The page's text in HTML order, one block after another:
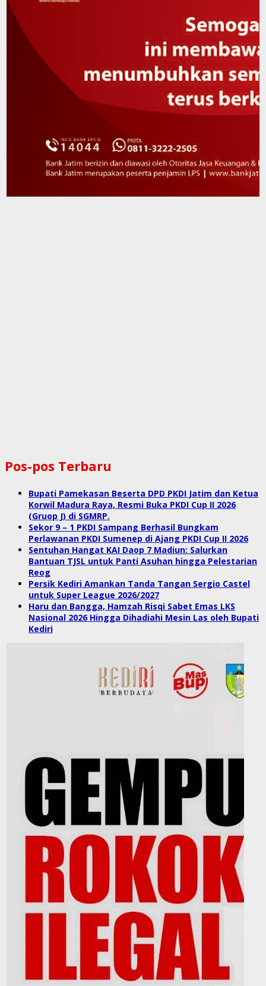
Pos-pos Terbaru
Bupati Pamekasan Beserta DPD PKDI Jatim dan Ketua
Korwil Madura Raya, Resmi Buka PKDI Cup II 2026
(Gruop J) di SGMRP.
Sekor 9 – 1 PKDI Sampang Berhasil Bungkam
Perlawanan PKDI Sumenep di Ajang PKDI Cup II 2026
Sentuhan Hangat KAI Daop 7 Madiun: Salurkan
Bantuan TJSL untuk Panti Asuhan hingga Pelestarian
Reog
Persik Kediri Amankan Tanda Tangan Sergio Castel
untuk Super League 2026/2027
Haru dan Bangga, Hamzah Risqi Sabet Emas LKS
Nasional 2026 Hingga Dihadiahi Mesin Las oleh Bupati
Kediri